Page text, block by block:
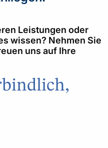
Leistungen oder
wissen? Nehmen Sie
uns auf Ihre